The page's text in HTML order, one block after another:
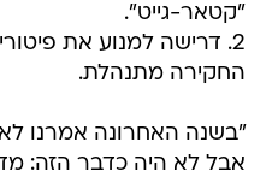
"קטאר-גייט".
2. דרישה למנוע את
החקירה מתנהלת.
"בשנה האחרונה אמרנו
אבל לא היה כדבר הזה: